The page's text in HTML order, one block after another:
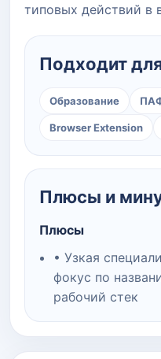
типовых действий в
Подходит
Образование
Browser Extension
Плюсы и
Плюсы
• Узкая
фокус по
рабочий стек